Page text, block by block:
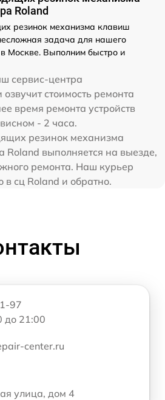
Roland
резинок механизма клавиш
задача для нашего
Москве. Выполним быстро и
сервис-центра
стоимость ремонта
время ремонта устройств
- 2 часа.
резинок механизма
Roland выполняется на выезде,
ремонта. Наш курьер
в сц Roland и обратно.
97
до 21:00
center.ru
улица, дом 4